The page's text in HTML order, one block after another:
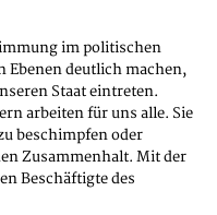
im politischen
Ebenen deutlich machen,
Staat eintreten.
arbeiten für uns alle. Sie
beschimpfen oder
Zusammenhalt. Mit der
Beschäftigte des